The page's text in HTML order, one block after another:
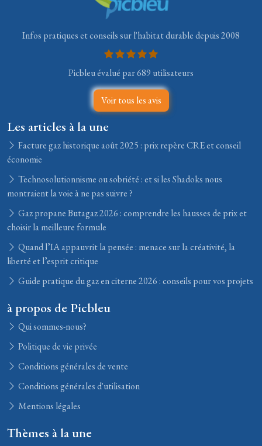
Infos pratiques et conseils sur l'habitat durable depuis 2008
Picbleu évalué par 689 utilisateurs
Voir tous les avis
Les articles à la une
Facture gaz historique août 2025 : prix repère CRE et conseil
économie
Technosolutionnisme ou sobriété : et si les Shadoks nous
montraient la voie à ne pas suivre ?
Gaz propane Butagaz 2026 : comprendre les hausses de prix et
choisir la meilleure formule
Quand l’IA appauvrit la pensée : menace sur la créativité, la
liberté et l’esprit critique
Guide pratique du gaz en citerne 2026 : conseils pour vos projets
à propos de Picbleu
Qui sommes-nous?
Politique de vie privée
Conditions générales de vente
Conditions générales d'utilisation
Mentions légales
Thèmes à la une